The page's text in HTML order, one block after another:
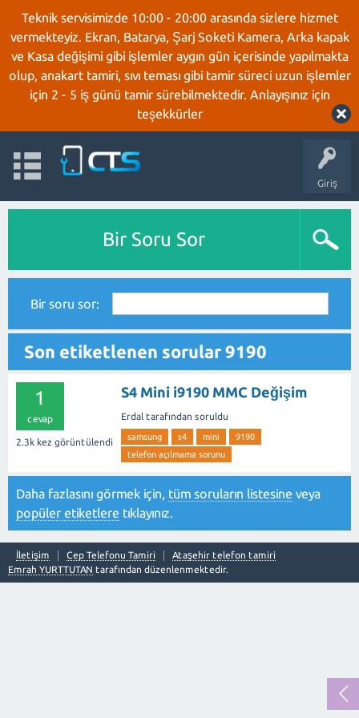
Teknik servisimizde 10:00 - 20:00 arasında sizlere hizmet
vermekteyiz. Ekran, Batarya, Şarj Soketi Kamera, Arka kapak
ve Kasa değişimi gibi işlemler aygın gün içerisinde yapılmakta
olup, anakart tamiri, sıvı teması gibi tamir süreci uzun işlemler
için 2 - 5 iş günü tamir sürebilmektedir. Anlayışınız için
teşekkürler
Giriş
Bir Soru Sor
Bir soru sor:
Son etiketlenen sorular 9190
1
cevap
2.3k kez görüntülendi
S4 Mini i9190 MMC Değişim
Erdal tarafından soruldu
samsung s4 mini
9190
telefon açılmama sorunu
Daha fazlasını görmek için, tüm soruların listesine veya
popüler etiketlere tıklayınız.
İletişim Cep Telefonu Tamiri
Ataşehir telefon tamiri
Emrah YURTTUTAN tarafından düzenlenmektedir.